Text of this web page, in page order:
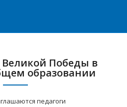
Великой Победы в
образовании
педагоги